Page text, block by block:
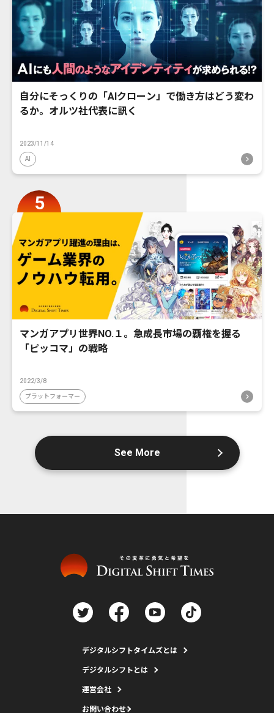
自分にそっくりの「AIクローン」で働き方はどう変わ
るか。オルツ社代表に訊く
2023/11/14
AI
マンガアプリ世界NO.１。急成長市場の覇権を握る
「ピッコマ」の戦略
2022/3/8
プラットフォーマー
See More
デジタルシフトタイムズとは
デジタルシフトとは
運営会社
お問い合わせ